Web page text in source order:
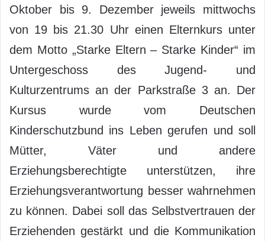
Oktober bis 9. Dezember jeweils mittwochs
von 19 bis 21.30 Uhr einen Elternkurs unter
dem Motto „Starke Eltern – Starke Kinder“ im
Untergeschoss des Jugend- und
Kulturzentrums an der Parkstraße 3 an. Der
Kursus wurde vom Deutschen
Kinderschutzbund ins Leben gerufen und soll
Mütter, Väter und andere
Erziehungsberechtigte unterstützen, ihre
Erziehungsverantwortung besser wahrnehmen
zu können. Dabei soll das Selbstvertrauen der
Erziehenden gestärkt und die Kommunikation